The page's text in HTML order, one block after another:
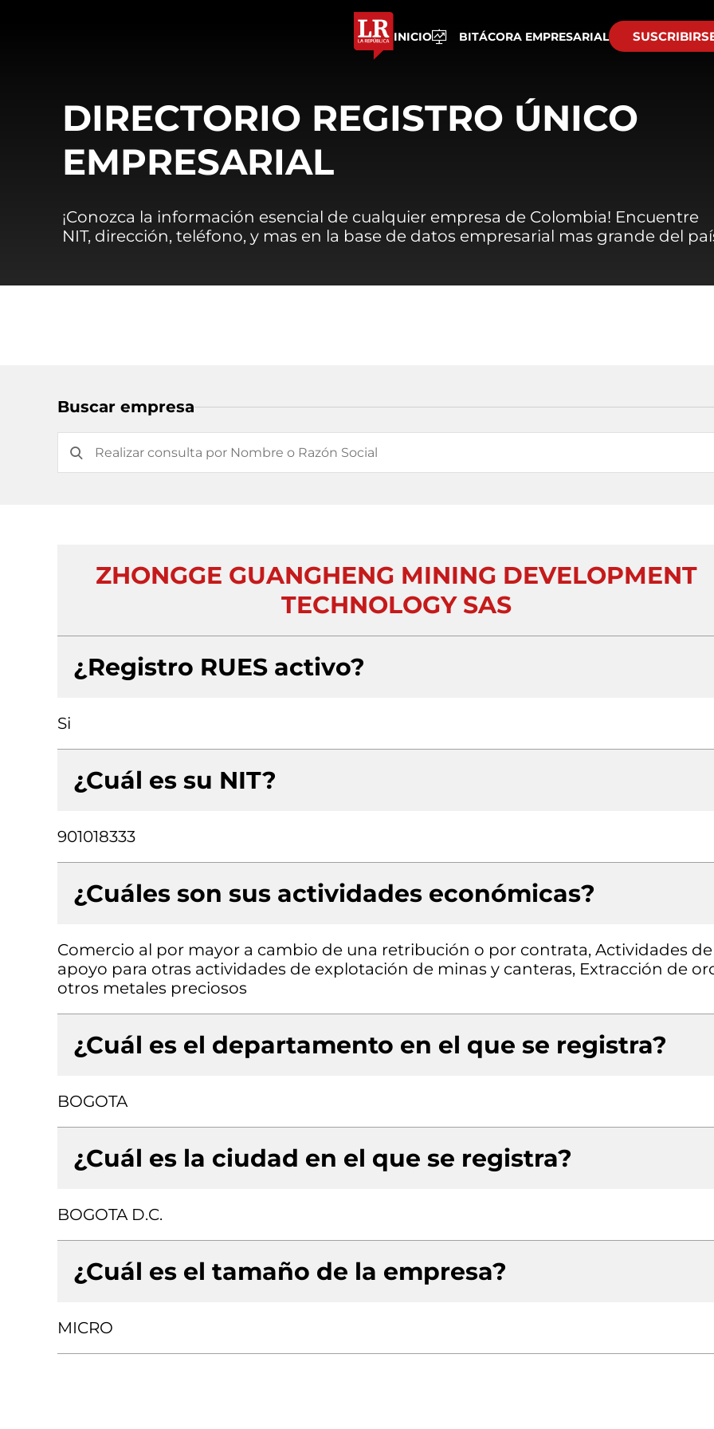
INICIO BITÁCORA EMPRESARIAL
DIRECTORIO REGISTRO ÚNICO
EMPRESARIAL
¡Conozca la información esencial de cualquier empresa de Colombia! Encuentre
NIT, dirección, teléfono, y mas en la base de datos empresarial mas grande del
Buscar empresa
ZHONGGE GUANGHENG MINING DEVELOPMENT
TECHNOLOGY SAS
¿Registro RUES activo?
Si
¿Cuál es su NIT?
901018333
¿Cuáles son sus actividades económicas?
Comercio al por mayor a cambio de una retribución o por contrata, Actividades de
apoyo para otras actividades de explotación de minas y canteras, Extracción de
otros metales preciosos
¿Cuál es el departamento en el que se registra?
BOGOTA
¿Cuál es la ciudad en el que se registra?
BOGOTA D.C.
¿Cuál es el tamaño de la empresa?
MICRO